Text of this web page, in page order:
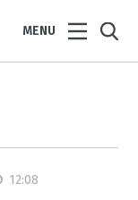
MENU
12:08